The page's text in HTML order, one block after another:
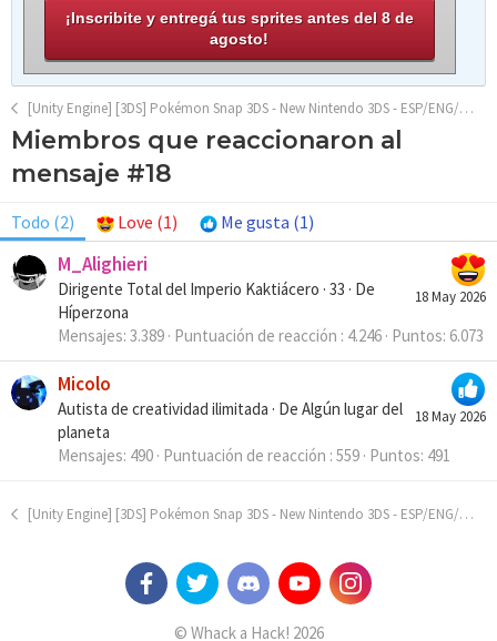
¡Inscribite y entregá tus sprites antes del 8 de
agosto!
[Unity Engine] [3DS] Pokémon Snap 3DS - New Nintendo 3DS - ESP/ENG/IT/FR/PT/DE/JAP/CH - beta v0.3.6
Miembros que reaccionaron al
mensaje #18
Todo (2) Love (1) Me gusta (1)
18 May 2026
M_Alighieri
Dirigente Total del Imperio Kaktiácero · 33 · De
Híperzona
Mensajes 3.389 Puntuación de reacción 4.246 Puntos 6.073
18 May 2026
Micolo
Autista de creatividad ilimitada · De Algún lugar del
planeta
Mensajes 490 Puntuación de reacción 559 Puntos 491
[Unity Engine] [3DS] Pokémon Snap 3DS - New Nintendo 3DS - ESP/ENG/IT/FR/PT/DE/JAP/CH - beta v0.3.6
© Whack a Hack! 2026